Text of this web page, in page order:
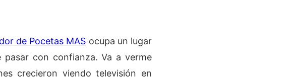
de Pocetas MAS ocupa un lugar
pasar con confianza. Va a verme
crecieron viendo televisión en